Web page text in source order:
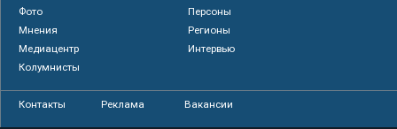
Фото
Персоны
Мнения
Регионы
Медиацентр
Интервью
Колумнисты
Контакты Реклама Вакансии